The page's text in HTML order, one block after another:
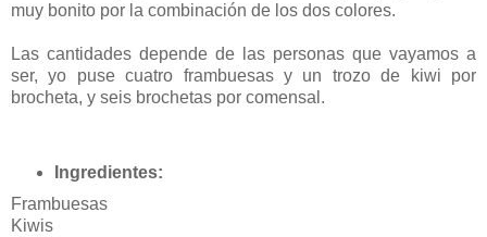
muy bonito por la combinación de los dos colores.
Las cantidades depende de las personas que vayamos a
ser, yo puse cuatro frambuesas y un trozo de kiwi por
brocheta, y seis brochetas por comensal.
Ingredientes:
Frambuesas
Kiwis